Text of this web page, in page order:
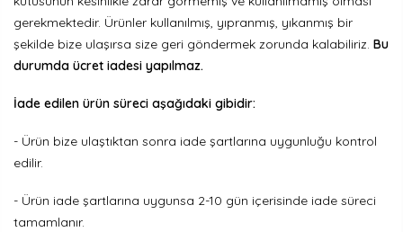
gerekmektedir. Ürünler kullanılmış, yıpranmış, yıkanmış bir
şekilde bize ulaşırsa size geri göndermek zorunda kalabiliriz. Bu
durumda ücret iadesi yapılmaz.
İade edilen ürün süreci aşağıdaki gibidir:
- Ürün bize ulaştıktan sonra iade şartlarına uygunluğu kontrol
edilir.
- Ürün iade şartlarına uygunsa 2-10 gün içerisinde iade süreci
tamamlanır.